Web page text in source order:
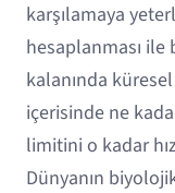
karşılamaya
hesaplanması ile
kalanında
içerisinde ne
limitini o kadar
Dünyanın